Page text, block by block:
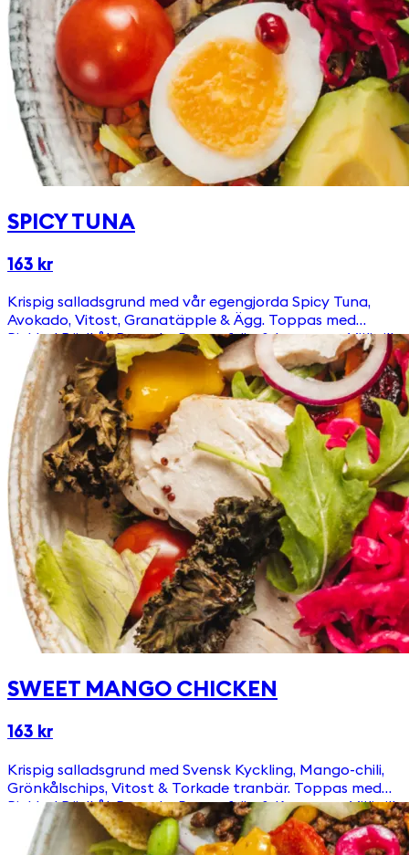
SPICY TUNA
163 kr
Krispig salladsgrund med vår egengjorda Spicy Tuna,
Avokado, Vitost, Granatäpple & Ägg. Toppas med
Picklad Rödkål, Ruccola, Pumpafrön & krutonger Välj till
en av våra goda & egengjorda dressingar!
SWEET MANGO CHICKEN
163 kr
Krispig salladsgrund med Svensk Kyckling, Mango-chili,
Grönkålschips, Vitost & Torkade tranbär. Toppas med
Picklad Rödkål, Ruccola, Pumpafrön & Krutonger Välj till
någon av våra goda & egengjorda dressingar!